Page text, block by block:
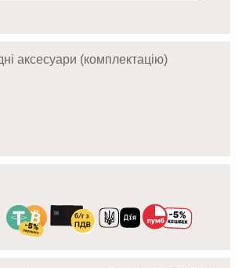
аксесуари (комплектацію)